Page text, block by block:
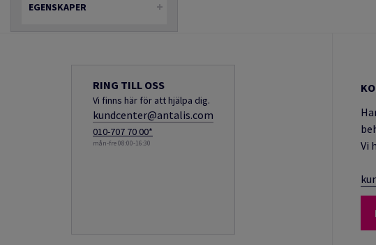
EGENSKAPER
RING TILL OSS
Vi finns här för att hjälpa dig.
kundcenter@antalis.com
010-707 70 00*
mån-fre 08:00-16:30
Vi